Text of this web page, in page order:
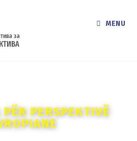
MENU
PERSPEKTIVË